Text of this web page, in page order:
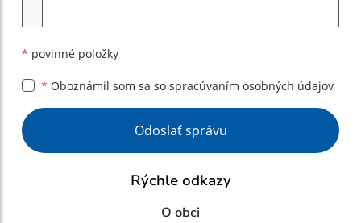
* povinné položky
* Oboznámil som sa so spracúvaním osobných údajov
Google reCaptcha Response
Odoslať správu
Rýchle odkazy
O obci